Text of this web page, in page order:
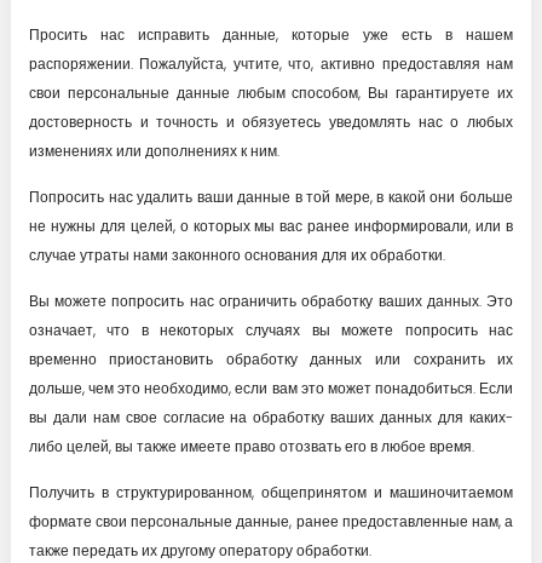
Просить нас исправить данные, которые уже есть в нашем
распоряжении. Пожалуйста, учтите, что, активно предоставляя нам
свои персональные данные любым способом, Вы гарантируете их
достоверность и точность и обязуетесь уведомлять нас о любых
изменениях или дополнениях к ним.
Попросить нас удалить ваши данные в той мере, в какой они больше
не нужны для целей, о которых мы вас ранее информировали, или в
случае утраты нами законного основания для их обработки.
Вы можете попросить нас ограничить обработку ваших данных. Это
означает, что в некоторых случаях вы можете попросить нас
временно приостановить обработку данных или сохранить их
дольше, чем это необходимо, если вам это может понадобиться. Если
вы дали нам свое согласие на обработку ваших данных для каких-
либо целей, вы также имеете право отозвать его в любое время.
Получить в структурированном, общепринятом и машиночитаемом
формате свои персональные данные, ранее предоставленные нам, а
также передать их другому оператору обработки.